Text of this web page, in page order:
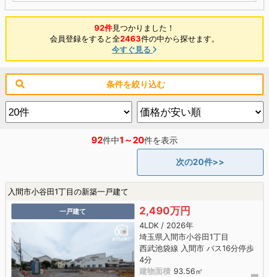
92件見つかりました！
会員登録をすると全2463件の中から探せます。
今すぐ見る
条件を絞り込む
92件中1～20件を表示
次の20件>>
入間市小谷田1丁目の新築一戸建て
一戸建て 2,490万円
4LDK / 2026年
埼玉県入間市小谷田1丁目
西武池袋線 入間市 バス16分停歩
4分
建物面積 93.56㎡